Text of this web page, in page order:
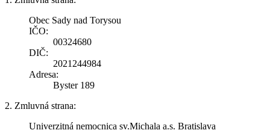
Obec Sady nad Torysou
IČO:
00324680
DIČ:
2021244984
Adresa:
Byster 189
2. Zmluvná strana:
Univerzitná nemocnica sv.Michala a.s. Bratislava